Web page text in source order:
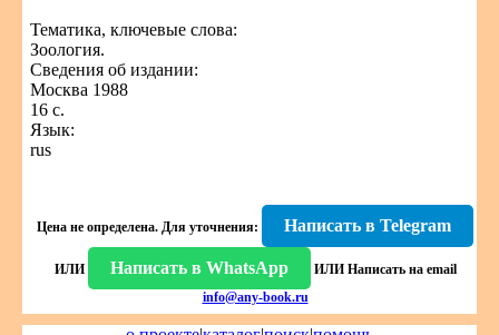
Тематика, ключевые слова:
Зоология.
Сведения об издании:
Москва 1988
16 с.
Язык:
rus
Цена не определена. Для уточнения: Написать в Telegram
ИЛИ Написать в WhatsApp ИЛИ Написать на email
info@any-book.ru